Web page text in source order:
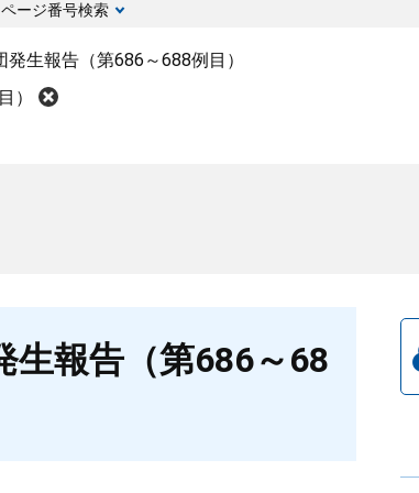
ページ番号検索
生報告（第686～688例目）
）
生報告（第686～68